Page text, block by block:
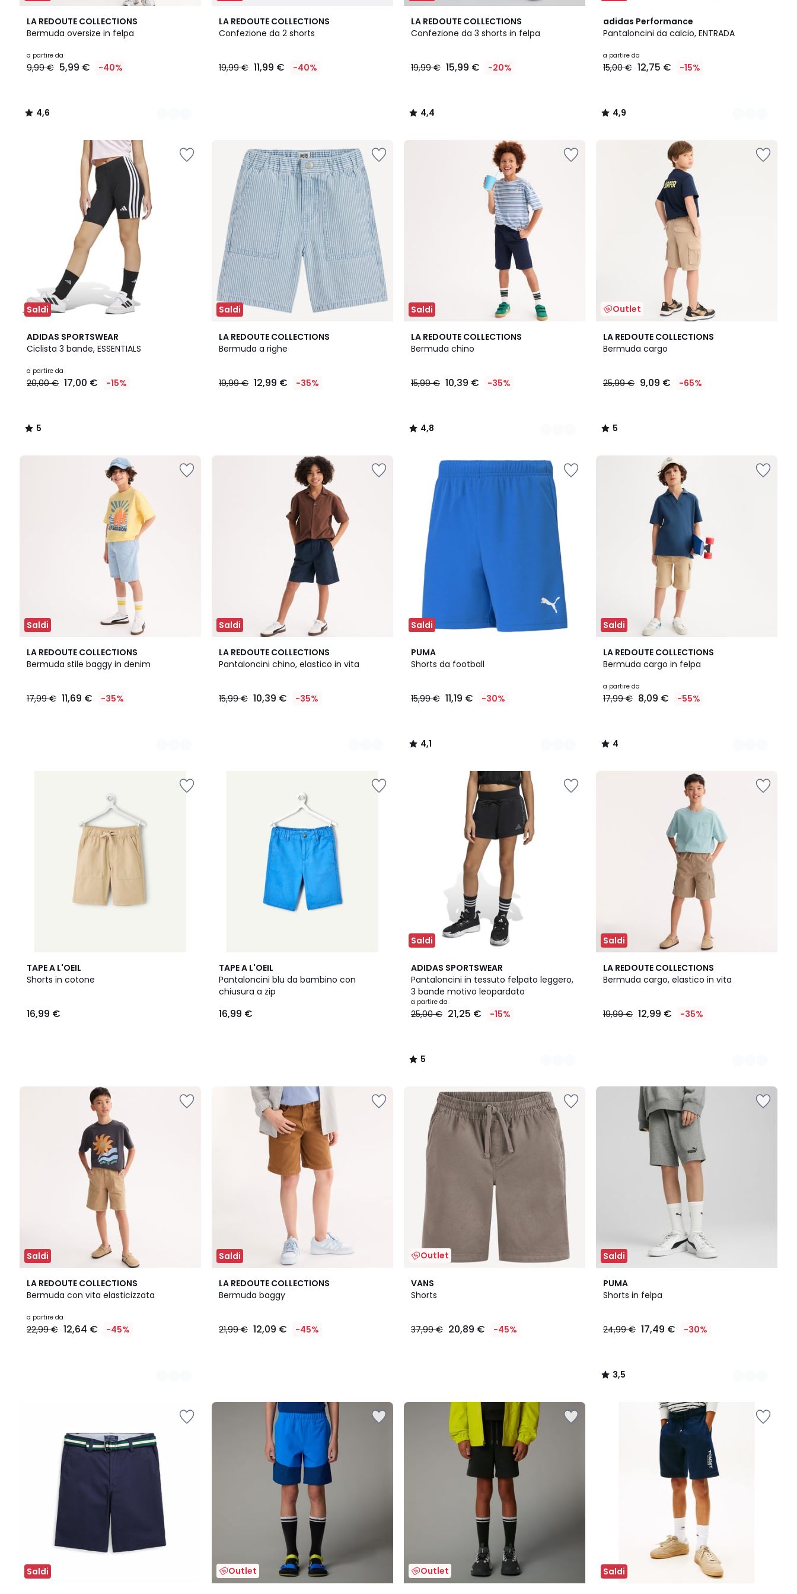
LA REDOUTE COLLECTIONS
Bermuda oversize in felpa
Prezzo
a
€
a partire da
9,99 € 5,99 € -40%
4,6
/ 5
5
Colori
4,6
/
LA REDOUTE COLLECTIONS
Confezione da 2 shorts
19,99 € 11,99 € -40%
LA REDOUTE COLLECTIONS
Confezione da 3 shorts in felpa
19,99 € 15,99 € -20%
4,4
/ 5
4,4
/
adidas Performance
Pantaloncini da calcio, ENTRADA
a partire da
15,00 € 12,75 € -15%
4,9
/ 5
5
Colori
4,9
/
Saldi
ADIDAS SPORTSWEAR
Ciclista 3 bande, ESSENTIALS
a partire da
20,00 € 17,00 € -15%
5
/
5
/
Saldi
LA REDOUTE COLLECTIONS
Bermuda a righe
19,99 € 12,99 € -35%
Saldi
LA REDOUTE COLLECTIONS
Bermuda chino
15,99 € 10,39 € -35%
4,8
/ 5
2
Colori
4,8
/
Outlet
LA REDOUTE COLLECTIONS
Bermuda cargo
25,99 € 9,09 € -65%
5
/
5
/
Saldi
LA REDOUTE COLLECTIONS
Bermuda stile baggy in denim
17,99 € 11,69 € -35%
2
Colori
Saldi
LA REDOUTE COLLECTIONS
Pantaloncini chino, elastico in vita
15,99 € 10,39 € -35%
2
Colori
Saldi
PUMA
Shorts da football
15,99 € 11,19 € -30%
4,1
/ 5
4
Colori
4,1
/
Saldi
LA REDOUTE COLLECTIONS
Bermuda cargo in felpa
a partire da
17,99 € 8,09 € -55%
4
/
2
Colori
4
/
TAPE A L'OEIL
Shorts in cotone
16,99 €
TAPE A L'OEIL
Pantaloncini blu da bambino con
chiusura a zip
16,99 €
Saldi
ADIDAS SPORTSWEAR
Pantaloncini in tessuto felpato leggero,
3 bande motivo leopardato
a partire da
25,00 € 21,25 € -15%
5
/
5
2
Colori
5
/
Saldi
LA REDOUTE COLLECTIONS
Bermuda cargo, elastico in vita
19,99 € 12,99 € -35%
2
Colori
Saldi
LA REDOUTE COLLECTIONS
Bermuda con vita elasticizzata
a partire da
22,99 € 12,64 € -45%
3
Colori
Saldi
LA REDOUTE COLLECTIONS
Bermuda baggy
21,99 € 12,09 € -45%
Outlet
VANS
Shorts
37,99 € 20,89 € -45%
Saldi
PUMA
Shorts in felpa
24,99 € 17,49 € -30%
3,5
/ 5
3
Colori
3,5
/
Saldi Outlet Outlet Saldi